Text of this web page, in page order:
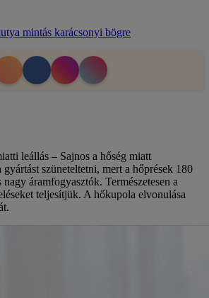
mintás karácsonyi bögre
leállás – Sajnos a hőség miatt
szüneteltetni, mert a hőprések 180
áramfogyasztók. Természetesen a
teljesítjük. A hőkupola elvonulása